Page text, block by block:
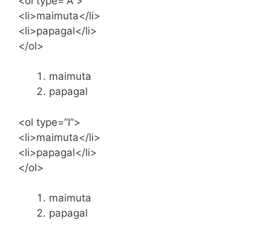
<li>maimuta</li>
<li>papagal</li>
</ol>
maimuta
papagal
<ol type=”I”>
<li>maimuta</li>
<li>papagal</li>
</ol>
maimuta
papagal